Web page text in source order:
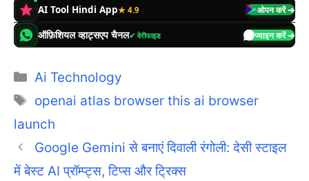
AI Tool Hindi App★ 4.9 ओपन करें ➔
ऑफ़िशियल व्हाट्सएप चैनल✔ वेरीफाइड ज्वाइन करें ➔
Categories
Ai Technology
Tags
openai atlas browser this ai browser
launch
Google Gemini से बनाएं दिवाली रंगोली: देसी स्टाइल
में बेस्ट AI प्रॉम्प्ट्स, टिप्स और ट्रिक्स